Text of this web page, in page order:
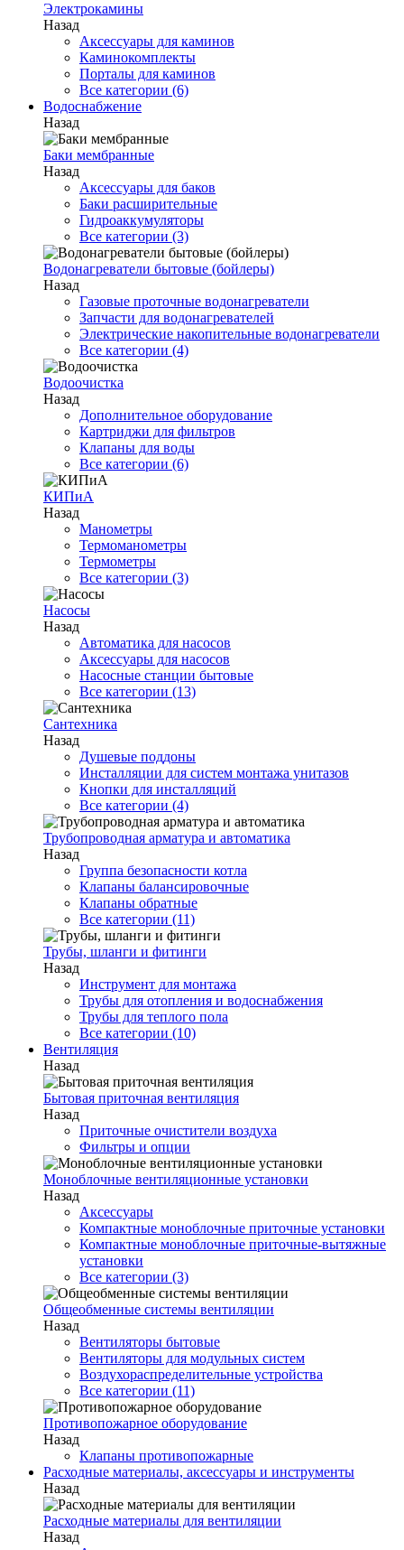
Электрокамины
Назад
Аксессуары для каминов
Каминокомплекты
Порталы для каминов
Все категории (6)
Водоснабжение
Назад
Баки мембранные
Назад
Аксессуары для баков
Баки расширительные
Гидроаккумуляторы
Все категории (3)
Водонагреватели бытовые (бойлеры)
Назад
Газовые проточные водонагреватели
Запчасти для водонагревателей
Электрические накопительные водонагреватели
Все категории (4)
Водоочистка
Назад
Дополнительное оборудование
Картриджи для фильтров
Клапаны для воды
Все категории (6)
КИПиА
Назад
Манометры
Термоманометры
Термометры
Все категории (3)
Насосы
Назад
Автоматика для насосов
Аксессуары для насосов
Насосные станции бытовые
Все категории (13)
Сантехника
Назад
Душевые поддоны
Инсталляции для систем монтажа унитазов
Кнопки для инсталляций
Все категории (4)
Трубопроводная арматура и автоматика
Назад
Группа безопасности котла
Клапаны балансировочные
Клапаны обратные
Все категории (11)
Трубы, шланги и фитинги
Назад
Инструмент для монтажа
Трубы для отопления и водоснабжения
Трубы для теплого пола
Все категории (10)
Вентиляция
Назад
Бытовая приточная вентиляция
Назад
Приточные очистители воздуха
Фильтры и опции
Моноблочные вентиляционные установки
Назад
Аксессуары
Компактные моноблочные приточные установки
Компактные моноблочные приточные-вытяжные
установки
Все категории (3)
Общеобменные системы вентиляции
Назад
Вентиляторы бытовые
Вентиляторы для модульных систем
Воздухораспределительные устройства
Все категории (11)
Противопожарное оборудование
Назад
Клапаны противопожарные
Расходные материалы, аксессуары и инструменты
Назад
Расходные материалы для вентиляции
Назад